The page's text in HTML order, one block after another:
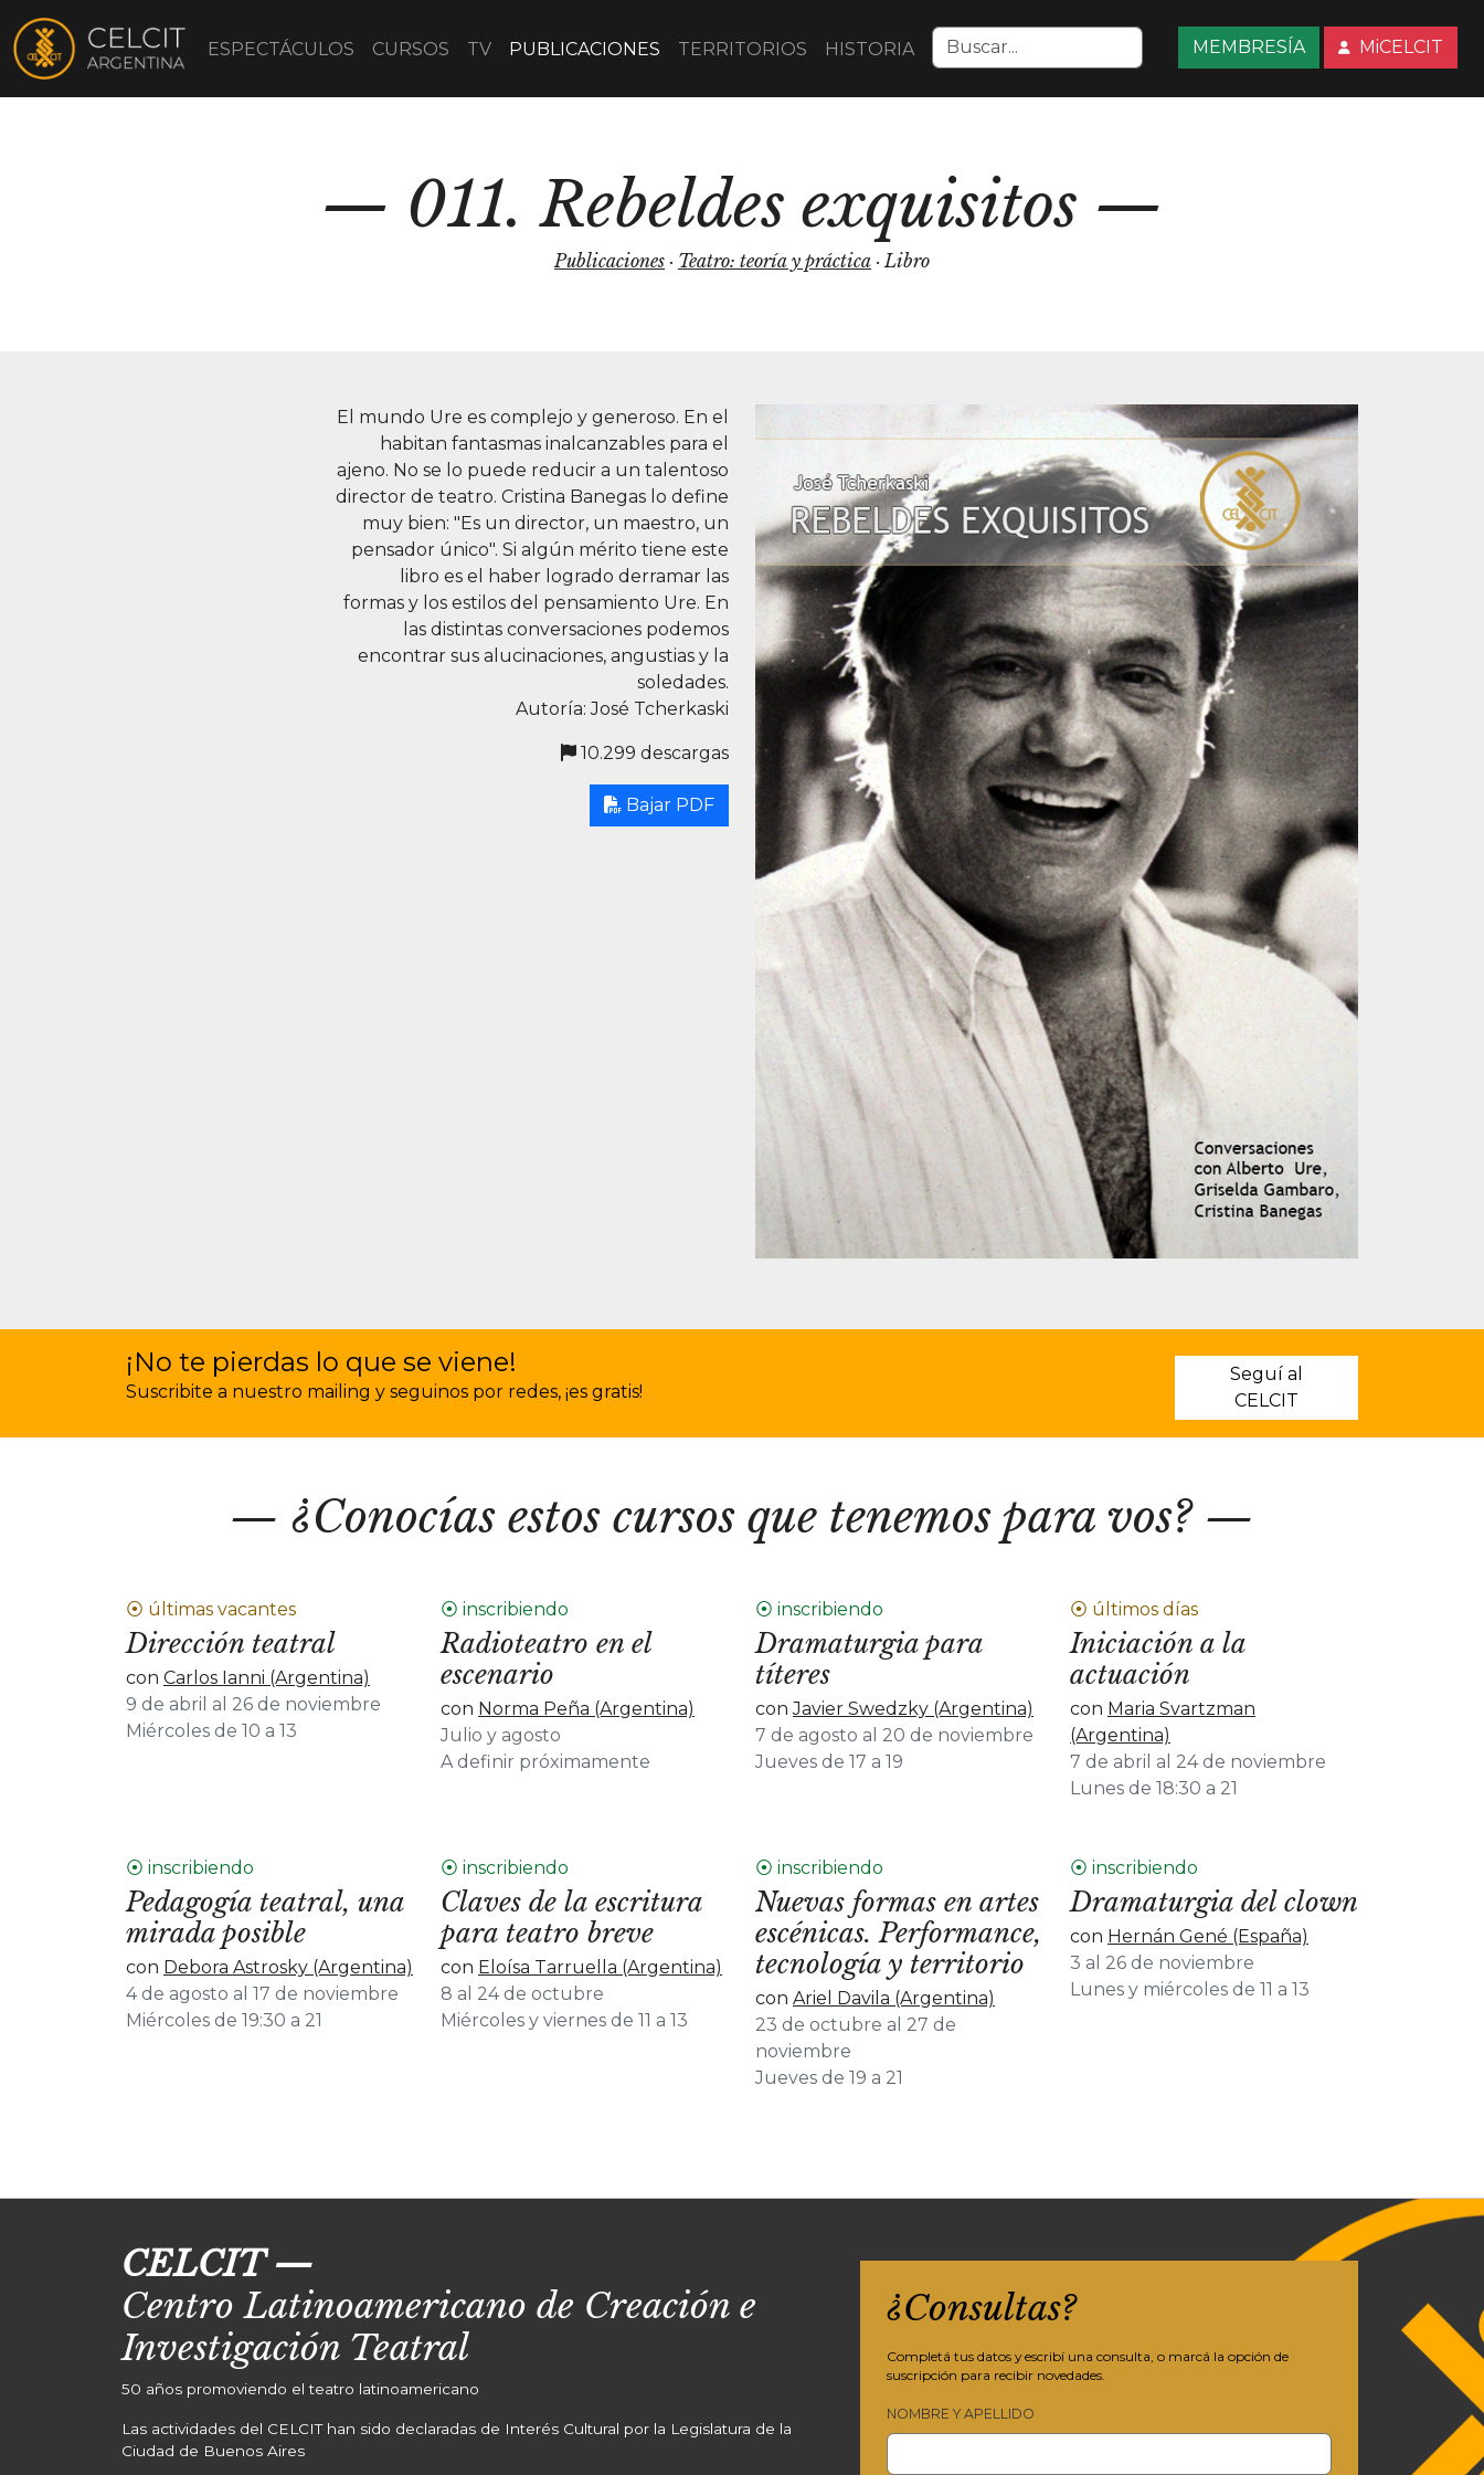
MEMBRESÍA MiCELCIT
ESPECTÁCULOS CURSOS TV PUBLICACIONES TERRITORIOS HISTORIA
011. Rebeldes exquisitos
Publicaciones · Teatro: teoría y práctica · Libro
El mundo Ure es complejo y generoso. En el
habitan fantasmas inalcanzables para el
ajeno. No se lo puede reducir a un talentoso
director de teatro. Cristina Banegas lo define
muy bien: "Es un director, un maestro, un
pensador único". Si algún mérito tiene este
libro es el haber logrado derramar las
formas y los estilos del pensamiento Ure. En
las distintas conversaciones podemos
encontrar sus alucinaciones, angustias y la
soledades.
Autoría: José Tcherkaski
10.299 descargas
Bajar PDF
¡No te pierdas lo que se viene!
Suscribite a nuestro mailing y seguinos por redes, ¡es gratis!
Seguí al
CELCIT
¿Conocías estos cursos que tenemos para vos?
⦿ últimas vacantes
Dirección teatral
con Carlos Ianni (Argentina)
9 de abril al 26 de noviembre
Miércoles de 10 a 13
⦿ inscribiendo
Radioteatro en el
escenario
con Norma Peña (Argentina)
Julio y agosto
A definir próximamente
⦿ inscribiendo
Dramaturgia para
títeres
conJavier Swedzky (Argentina)
7 de agosto al 20 de noviembre
Jueves de 17 a 19
⦿ últimos días
Iniciación a la
actuación
con Maria Svartzman
(Argentina)
7 de abril al 24 de noviembre
Lunes de 18:30 a 21
⦿ inscribiendo
Pedagogía teatral, una
mirada posible
con Debora Astrosky (Argentina)
4 de agosto al 17 de noviembre
Miércoles de 19:30 a 21
⦿ inscribiendo
Claves de la escritura
para teatro breve
con Eloísa Tarruella (Argentina)
8 al 24 de octubre
Miércoles y viernes de 11 a 13
⦿ inscribiendo
Nuevas formas en artes
escénicas. Performance,
tecnología y territorio
con Ariel Davila (Argentina)
23 de octubre al 27 de
noviembre
Jueves de 19 a 21
⦿ inscribiendo
Dramaturgia del clown
con Hernán Gené (España)
3 al 26 de noviembre
Lunes y miércoles de 11 a 13
CELCIT—
Centro Latinoamericano de Creación e
Investigación Teatral
50 años promoviendo el teatro latinoamericano
Las actividades del CELCIT han sido declaradas de Interés Cultural por la Legislatura de la
Ciudad de Buenos Aires
¿Consultas?
Completá tus datos y escribí una consulta, o marcá la opción de
suscripción para recibir novedades.
NOMBRE Y APELLIDO